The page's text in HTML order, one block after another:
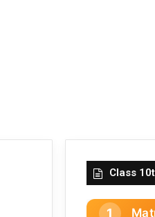
Class